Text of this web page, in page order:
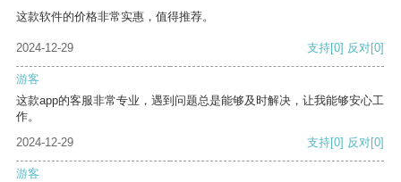
这款软件的价格非常实惠，值得推荐。
2024-12-29 支持[0] 反对[0]
游客
这款app的客服非常专业，遇到问题总是能够及时解决，让我能够安心工
作。
2024-12-29
支持[0] 反对[0]
游客